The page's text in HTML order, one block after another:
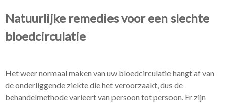
Natuurlijke remedies voor een slechte
bloedcirculatie
Het weer normaal maken van uw bloedcirculatie hangt af van
de onderliggende ziekte die het veroorzaakt, dus de
behandelmethode varieert van persoon tot persoon. Er zijn